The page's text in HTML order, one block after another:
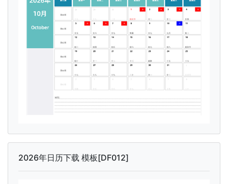
2026年日历下载 模板[DF012]